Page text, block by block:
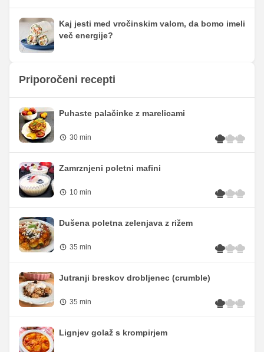
Kaj jesti med vročinskim valom, da bomo imeli
več energije?
Priporočeni recepti
Puhaste palačinke z marelicami
30 min
Zamrznjeni poletni mafini
10 min
Dušena poletna zelenjava z rižem
35 min
Jutranji breskov drobljenec (crumble)
35 min
Lignjev golaž s krompirjem